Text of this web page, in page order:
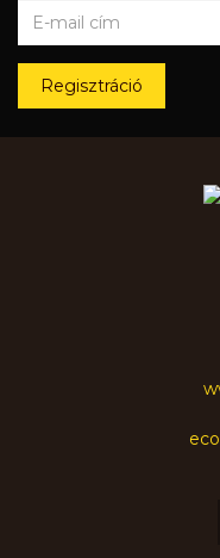
Regisztráció